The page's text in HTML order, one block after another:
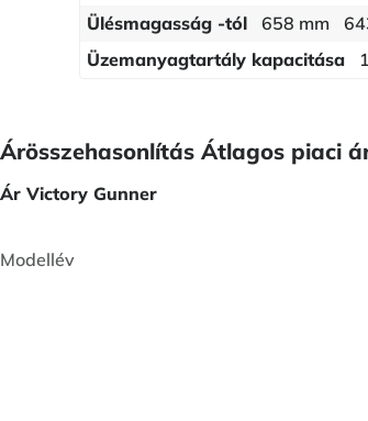
Ülésmagasság -tól
658 mm
Üzemanyagtartály kapacitása
Árösszehasonlítás Átlagos piaci
Ár Victory Gunner
Modellév